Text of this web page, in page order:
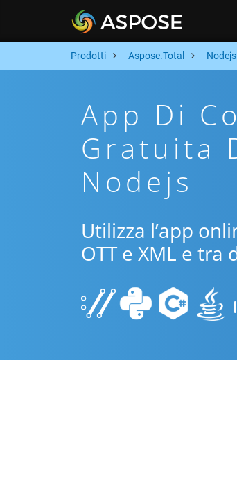
Prodotti Aspose.Total Nodejs
App Di
Gratuita
Nodejs
Utilizza l’app
OTT e XML e